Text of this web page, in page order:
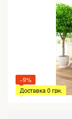
−9%
Доставка 0 грн.